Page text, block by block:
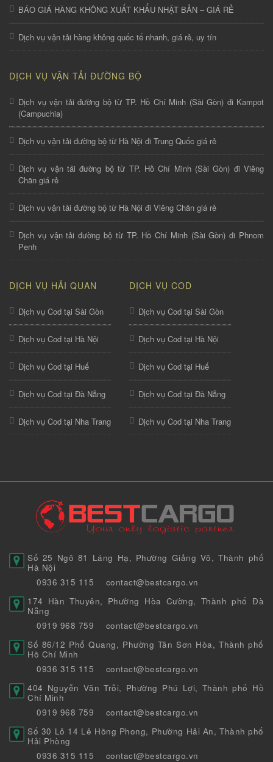
BÁO GIÁ HÀNG KHÔNG XUẤT KHẨU NHẬT BẢN – GIÁ RẺ
Dịch vụ vận tải hàng không quốc tế nhanh, giá rẻ, uy tín
DỊCH VỤ VẬN TẢI ĐƯỜNG BỘ
Dịch vụ vận tải đường bộ từ TP. Hồ Chí Minh (Sài Gòn) đi Kampot
(Campuchia)
Dịch vụ vận tải đường bộ từ Hà Nội đi Trung Quốc giá rẻ
Dịch vụ vận tải đường bộ từ TP. Hồ Chí Minh (Sài Gòn) đi Viêng
Chăn giá rẻ
Dịch vụ vận tải đường bộ từ Hà Nội đi Viêng Chăn giá rẻ
Dịch vụ vận tải đường bộ từ TP. Hồ Chí Minh (Sài Gòn) đi Phnom
Penh
DỊCH VỤ HẢI QUAN
Dịch vụ Cod tại Sài Gòn
Dịch vụ Cod tại Hà Nội
Dịch vụ Cod tại Huế
Dịch vụ Cod tại Đà Nẵng
Dịch vụ Cod tại Nha Trang
DỊCH VỤ COD
Dịch vụ Cod tại Sài Gòn
Dịch vụ Cod tại Hà Nội
Dịch vụ Cod tại Huế
Dịch vụ Cod tại Đà Nẵng
Dịch vụ Cod tại Nha Trang
Số 25 Ngõ 81 Láng Hạ, Phường Giảng Võ, Thành phố
Hà Nội
0936 315 115
contact@bestcargo.vn
174 Hàn Thuyên, Phường Hòa Cường, Thành phố Đà
Nẵng
0919 968 759
contact@bestcargo.vn
Số 86/12 Phổ Quang, Phường Tân Sơn Hòa, Thành phố
Hồ Chí Minh
0936 315 115
contact@bestcargo.vn
404 Nguyễn Văn Trỗi, Phường Phú Lợi, Thành phố Hồ
Chí Minh
0919 968 759
contact@bestcargo.vn
Số 30 Lô 14 Lê Hồng Phong, Phường Hải An, Thành phố
Hải Phòng
0936 315 115
contact@bestcargo.vn